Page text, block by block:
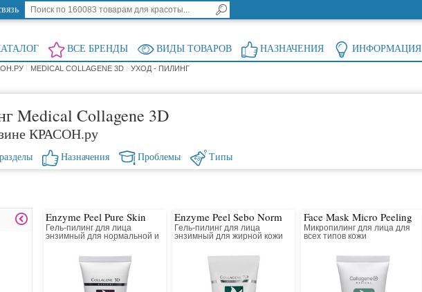
ВСЕ БРЕНДЫ ВИДЫ ТОВАРОВ НАЗНАЧЕНИЯ ИНФОРМАЦИЯ
MEDICAL COLLAGENE 3D УХОД - ПИЛИНГ
Medical Collagene 3D
КРАСОН.ру
Назначения Проблемы Типы
Enzyme Peel Pure Skin
Гель-пилинг для лица
энзимный для нормальной и
Enzyme Peel Sebo Norm
Гель-пилинг для лица
энзимный для жирной кожи
Face Mask Micro Peeling
Микропилинг для лица для
всех типов кожи